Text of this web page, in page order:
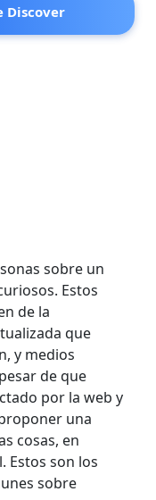
Discover
sobre un
Estos
de la
que
y medios
de que
por la web y
una
cosas, en
Estos son los
sobre